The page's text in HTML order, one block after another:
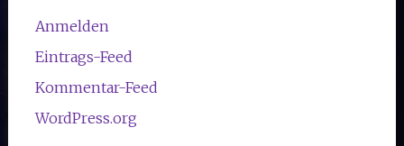
Anmelden
Eintrags-Feed
Kommentar-Feed
WordPress.org